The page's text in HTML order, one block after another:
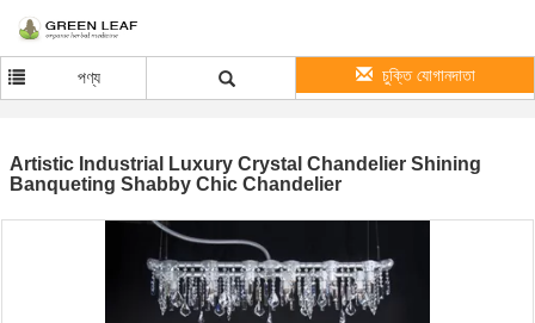
পণ্য চুক্তি যোগানদাতা
Artistic Industrial Luxury Crystal Chandelier Shining
Banqueting Shabby Chic Chandelier